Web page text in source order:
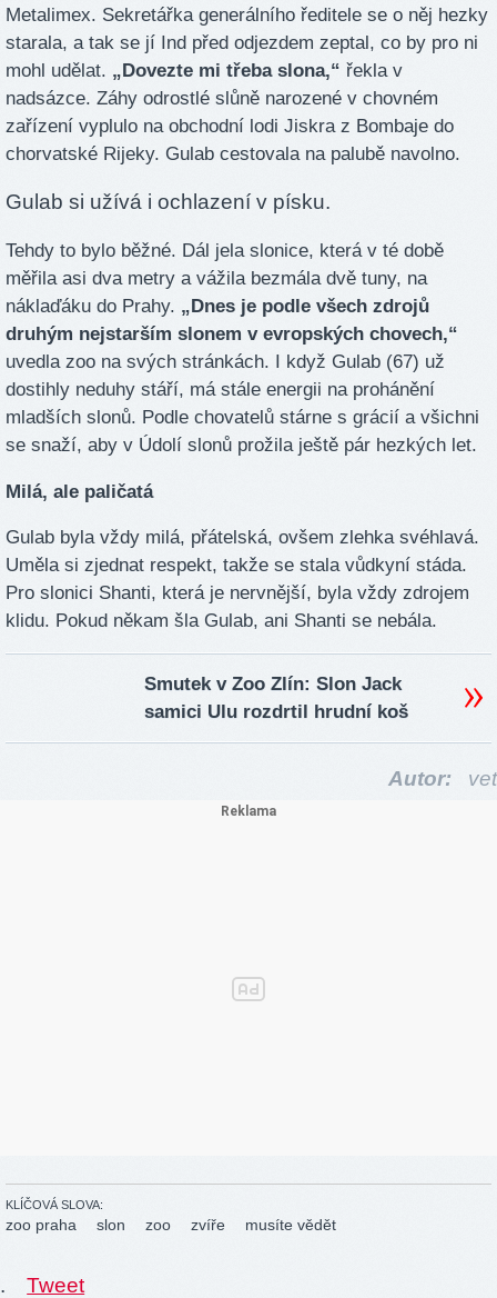
Metalimex. Sekretářka generálního ředitele se o něj hezky
starala, a tak se jí Ind před odjezdem zeptal, co by pro ni
mohl udělat. „Dovezte mi třeba slona,“ řekla v
nadsázce. Záhy odrostlé slůně narozené v chovném
zařízení vyplulo na obchodní lodi Jiskra z Bombaje do
chorvatské Rijeky. Gulab cestovala na palubě navolno.
Gulab si užívá i ochlazení v písku.
Tehdy to bylo běžné. Dál jela slonice, která v té době
měřila asi dva metry a vážila bezmála dvě tuny, na
náklaďáku do Prahy. „Dnes je podle všech zdrojů
druhým nejstarším slonem v evropských chovech,“
uvedla zoo na svých stránkách. I když Gulab (67) už
dostihly neduhy stáří, má stále energii na prohánění
mladších slonů. Podle chovatelů stárne s grácií a všichni
se snaží, aby v Údolí slonů prožila ještě pár hezkých let.
Milá, ale paličatá
Gulab byla vždy milá, přátelská, ovšem zlehka svéhlavá.
Uměla si zjednat respekt, takže se stala vůdkyní stáda.
Pro slonici Shanti, která je nervnější, byla vždy zdrojem
klidu. Pokud někam šla Gulab, ani Shanti se nebála.
Smutek v Zoo Zlín: Slon Jack
samici Ulu rozdrtil hrudní koš
Autor: vet
KLÍČOVÁ SLOVA:
zoo praha slon zoo zvíře musíte vědět
. Tweet